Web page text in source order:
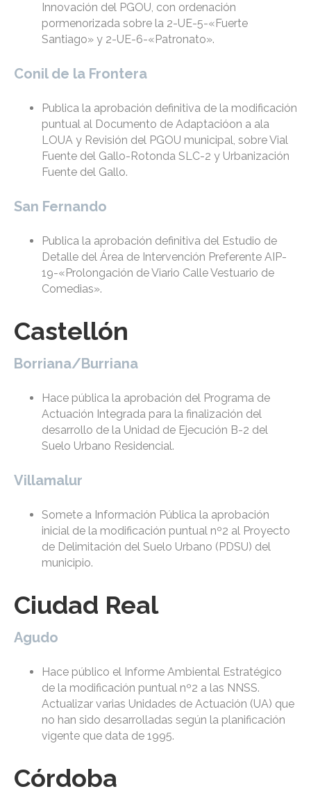
Innovación del PGOU, con ordenación
pormenorizada sobre la 2-UE-5-«Fuerte
Santiago» y 2-UE-6-«Patronato».
Conil de la Frontera
Publica la aprobación definitiva de la modificación
puntual al Documento de Adaptacióon a ala
LOUA y Revisión del PGOU municipal, sobre Vial
Fuente del Gallo-Rotonda SLC-2 y Urbanización
Fuente del Gallo.
San Fernando
Publica la aprobación definitiva del Estudio de
Detalle del Área de Intervención Preferente AIP-
19-«Prolongación de Viario Calle Vestuario de
Comedias».
Castellón
Borriana/Burriana
Hace pública la aprobación del Programa de
Actuación Integrada para la finalización del
desarrollo de la Unidad de Ejecución B-2 del
Suelo Urbano Residencial.
Villamalur
Somete a Información Pública la aprobación
inicial de la modificación puntual nº2 al Proyecto
de Delimitación del Suelo Urbano (PDSU) del
municipio.
Ciudad Real
Agudo
Hace público el Informe Ambiental Estratégico
de la modificación puntual nº2 a las NNSS.
Actualizar varias Unidades de Actuación (UA) que
no han sido desarrolladas según la planificación
vigente que data de 1995.
Córdoba